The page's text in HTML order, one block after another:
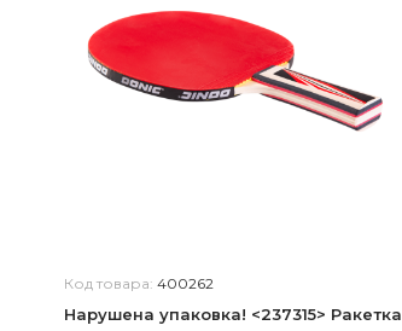
Код товара: 400262
Нарушена упаковка! <237315> Ракетка